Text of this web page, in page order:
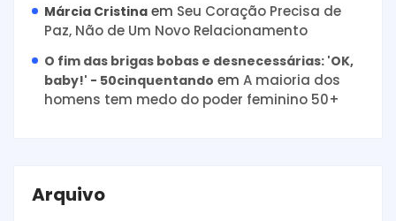
Márcia Cristina em Seu Coração Precisa de
Paz, Não de Um Novo Relacionamento
O fim das brigas bobas e desnecessárias: 'OK,
baby!' - 50cinquentando em A maioria dos
homens tem medo do poder feminino 50+
Arquivo